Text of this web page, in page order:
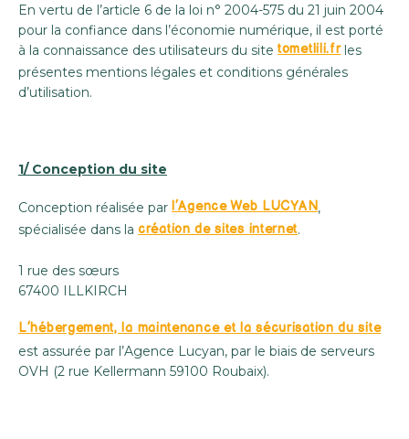
En vertu de l’article 6 de la loi n° 2004-575 du 21 juin 2004
pour la confiance dans l’économie numérique, il est porté
à la connaissance des utilisateurs du site tometlili.frles
présentes mentions légales et conditions générales
d’utilisation.
1/ Conception du site
Conception réalisée par l’Agence Web LUCYAN,
spécialisée dans la création de sites internet.
1 rue des sœurs
67400 ILLKIRCH
L’hébergement, la maintenance et la sécurisation du site
est assurée par l’Agence Lucyan, par le biais de serveurs
OVH (2 rue Kellermann 59100 Roubaix).